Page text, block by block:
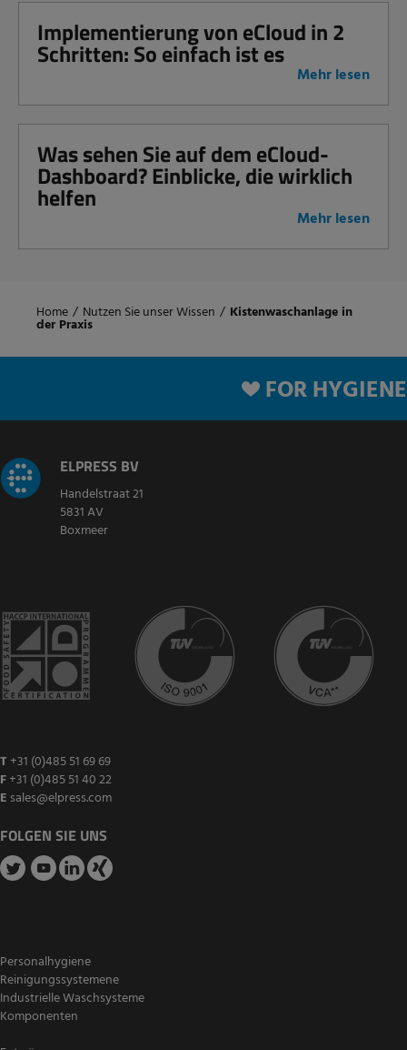
Implementierung von eCloud in 2
Schritten: So einfach ist es
Mehr lesen
Was sehen Sie auf dem eCloud-
Dashboard? Einblicke, die wirklich
helfen
Mehr lesen
Home / Nutzen Sie unser Wissen / Kistenwaschanlage in
der Praxis
FOR HYGIENE
ELPRESS BV
Handelstraat 21
5831 AV
Boxmeer
T +31 (0)485 51 69 69
F+31 (0)485 51 40 22
E sales@elpress.com
FOLGEN SIE UNS
Personalhygiene
Reinigungssystemene
Industrielle Waschsysteme
Komponenten